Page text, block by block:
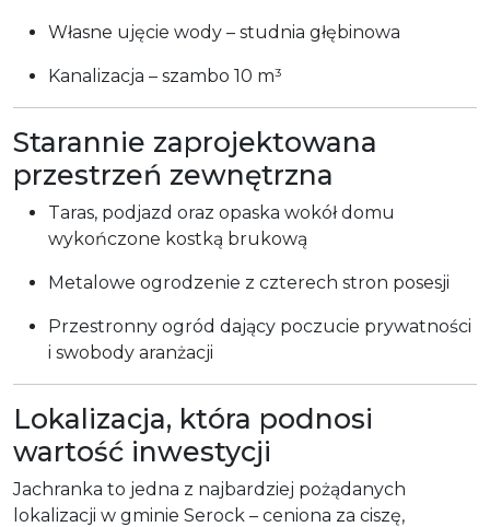
Własne ujęcie wody – studnia głębinowa
Kanalizacja – szambo 10 m³
Starannie zaprojektowana
przestrzeń zewnętrzna
Taras, podjazd oraz opaska wokół domu
wykończone kostką brukową
Metalowe ogrodzenie z czterech stron posesji
Przestronny ogród dający poczucie prywatności
i swobody aranżacji
Lokalizacja, która podnosi
wartość inwestycji
Jachranka to jedna z najbardziej pożądanych
lokalizacji w gminie Serock – ceniona za ciszę,